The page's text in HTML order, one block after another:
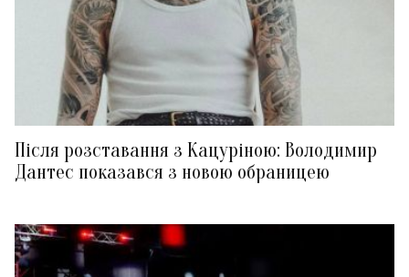
Після розставання з Кацуріною: Володимир
Дантес показався з новою обраницею